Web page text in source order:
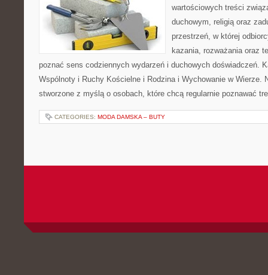
wartościowych treści
duchowym, religią oraz
przestrzeń, w której
kazania, rozważania oraz
poznać sens codziennych wydarzeń i duchowych doświadczeń.
Wspólnoty i Ruchy Kościelne i Rodzina i Wychowanie w Wierze.
stworzone z myślą o osobach, które chcą regularnie poznawać
CATEGORIES: MODA DAMSKA – BUTY